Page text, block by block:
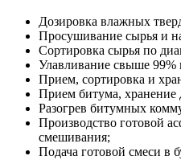
Дозировка влажных
Просушивание сырья и
Сортировка сырья по
Улавливание свыше 99%
Прием, сортировка и
Прием битума, хранение
Разогрев битумных
Производство готовой
смешивания;
Подача готовой смеси в